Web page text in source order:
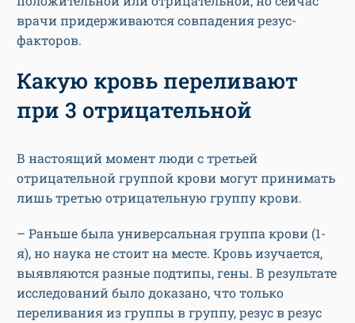
врачи придерживаются совпадения резус-
факторов.
Какую кровь переливают
при 3 отрицательной
В настоящий момент люди с третьей
отрицательной группой крови могут принимать
лишь третью отрицательную группу крови.
– Раньше была универсальная группа крови (1-
я), но наука не стоит на месте. Кровь изучается,
выявляются разные подтипы, гены. В результате
исследований было доказано, что только
переливания из группы в группу, резус в резус